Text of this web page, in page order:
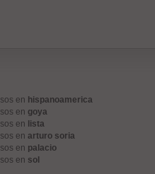
en hispanoamerica
en goya
en lista
en arturo soria
en palacio
en sol